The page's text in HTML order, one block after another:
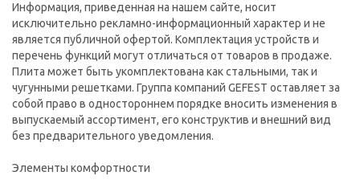
Информация, приведенная на нашем сайте, носит
исключительно рекламно-информационный характер и не
является публичной офертой. Комплектация устройств и
перечень функций могут отличаться от товаров в продаже.
Плита может быть укомплектована как стальными, так и
чугунными решетками. Группа компаний GEFEST оставляет за
собой право в одностороннем порядке вносить изменения в
выпускаемый ассортимент, его конструктив и внешний вид
без предварительного уведомления.
Элементы комфортности